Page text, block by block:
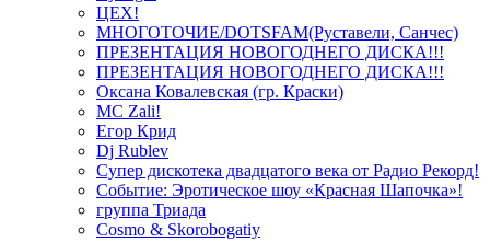
ЦЕХ!
МНОГОТОЧИЕ/DOTSFAM(Руставели, Санчес)
ПРЕЗЕНТАЦИЯ НОВОГОДНЕГО ДИСКА!!!
ПРЕЗЕНТАЦИЯ НОВОГОДНЕГО ДИСКА!!!
Оксана Ковалевская (гр. Краски)
MC Zali!
Егор Крид
Dj Rublev
Супер дискотека двадцатого века от Радио Рекорд!
Событие: Эротическое шоу «Красная Шапочка»!
группа Триада
Cosmo & Skorobogatiy